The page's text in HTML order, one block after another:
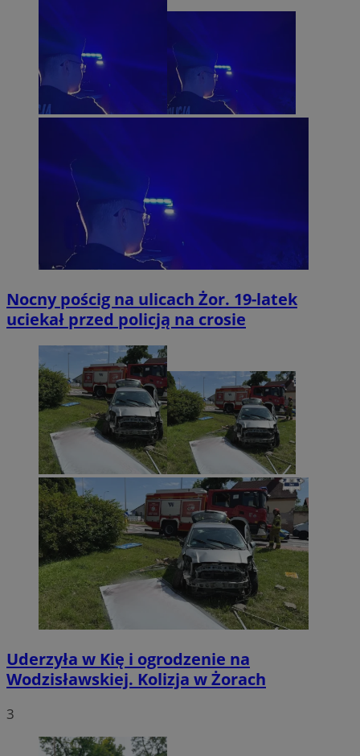
Nocny pościg na ulicach Żor. 19-latek
uciekał przed policją na crosie
Uderzyła w Kię i ogrodzenie na
Wodzisławskiej. Kolizja w Żorach
3